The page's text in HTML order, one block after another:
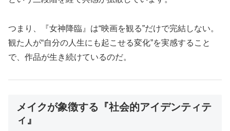
つまり、『女神降臨』は“映画を観る”だけで完結しない。
観た人が“自分の人生にも起こせる変化”を実感すること
で、作品が生き続けているのだ。
メイクが象徴する『社会的アイデンティテ
ィ』